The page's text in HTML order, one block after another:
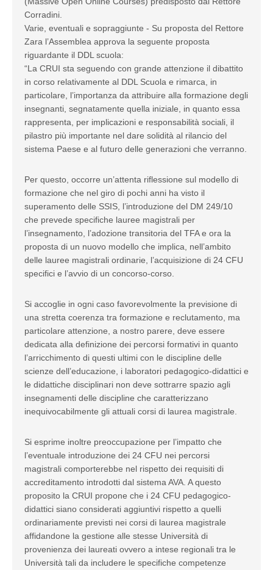
Corradini.
Varie, eventuali e sopraggiunte - Su proposta del Rettore
Zara l’Assemblea approva la seguente proposta
riguardante il DDL scuola:
“La CRUI sta seguendo con grande attenzione il dibattito
in corso relativamente al DDL Scuola e rimarca, in
particolare, l’importanza da attribuire alla formazione degli
insegnanti, segnatamente quella iniziale, in quanto essa
rappresenta, per implicazioni e responsabilità sociali, il
pilastro più importante nel dare solidità al rilancio del
sistema Paese e al futuro delle generazioni che verranno.
Per questo, occorre un’attenta riflessione sul modello di
formazione che nel giro di pochi anni ha visto il
superamento delle SSIS, l’introduzione del DM 249/10
che prevede specifiche lauree magistrali per
l’insegnamento, l’adozione transitoria del TFA e ora la
proposta di un nuovo modello che implica, nell’ambito
delle lauree magistrali ordinarie, l’acquisizione di 24 CFU
specifici e l’avvio di un concorso-corso.
Si accoglie in ogni caso favorevolmente la previsione di
una stretta coerenza tra formazione e reclutamento, ma
particolare attenzione, a nostro parere, deve essere
dedicata alla definizione dei percorsi formativi in quanto
l’arricchimento di questi ultimi con le discipline delle
scienze dell’educazione, i laboratori pedagogico-didattici e
le didattiche disciplinari non deve sottrarre spazio agli
insegnamenti delle discipline che caratterizzano
inequivocabilmente gli attuali corsi di laurea magistrale.
Si esprime inoltre preoccupazione per l’impatto che
l’eventuale introduzione dei 24 CFU nei percorsi
magistrali comporterebbe nel rispetto dei requisiti di
accreditamento introdotti dal sistema AVA. A questo
proposito la CRUI propone che i 24 CFU pedagogico-
didattici siano considerati aggiuntivi rispetto a quelli
ordinariamente previsti nei corsi di laurea magistrale
affidandone la gestione alle stesse Università di
provenienza dei laureati ovvero a intese regionali tra le
Università tali da includere le specifiche competenze